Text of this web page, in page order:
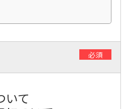
必須
いて
translation.
The
may
from